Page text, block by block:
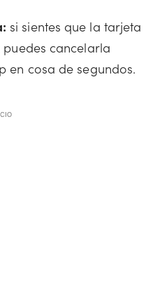
si sientes que la tarjeta
cancelarla
en cosa de segundos.